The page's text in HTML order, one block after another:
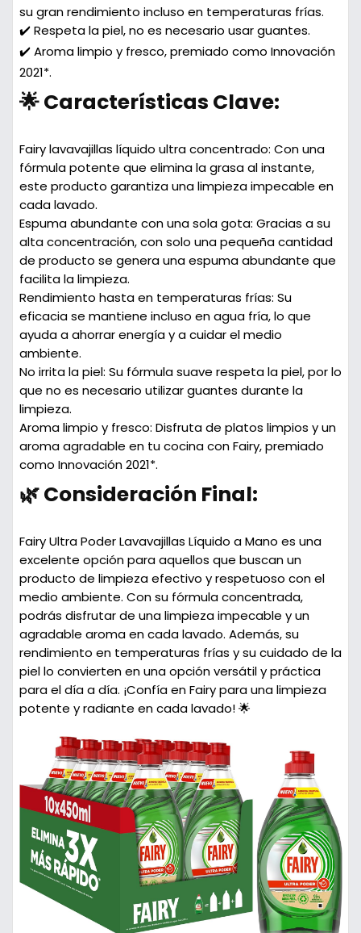
su gran rendimiento incluso en temperaturas frías.
✔️ Respeta la piel, no es necesario usar guantes.
✔️ Aroma limpio y fresco, premiado como Innovación
2021*.
🌟 Características Clave:
Fairy lavavajillas líquido ultra concentrado: Con una
fórmula potente que elimina la grasa al instante,
este producto garantiza una limpieza impecable en
cada lavado.
Espuma abundante con una sola gota: Gracias a su
alta concentración, con solo una pequeña cantidad
de producto se genera una espuma abundante que
facilita la limpieza.
Rendimiento hasta en temperaturas frías: Su
eficacia se mantiene incluso en agua fría, lo que
ayuda a ahorrar energía y a cuidar el medio
ambiente.
No irrita la piel: Su fórmula suave respeta la piel, por lo
que no es necesario utilizar guantes durante la
limpieza.
Aroma limpio y fresco: Disfruta de platos limpios y un
aroma agradable en tu cocina con Fairy, premiado
como Innovación 2021*.
🌿 Consideración Final:
Fairy Ultra Poder Lavavajillas Líquido a Mano es una
excelente opción para aquellos que buscan un
producto de limpieza efectivo y respetuoso con el
medio ambiente. Con su fórmula concentrada,
podrás disfrutar de una limpieza impecable y un
agradable aroma en cada lavado. Además, su
rendimiento en temperaturas frías y su cuidado de la
piel lo convierten en una opción versátil y práctica
para el día a día. ¡Confía en Fairy para una limpieza
potente y radiante en cada lavado! 🌟